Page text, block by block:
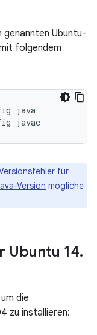
genannten Ubuntu-
folgendem
java
für
Version mögliche
Ubuntu 14.
die
zu installieren: